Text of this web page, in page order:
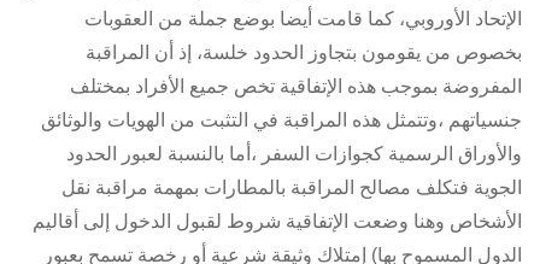
الإتحاد الأوروبي، كما قامت أيضا بوضع جملة من العقوبات
بخصوص من يقومون بتجاوز الحدود خلسة، إذ أن المراقبة
المفروضة بموجب هذه الإتفاقية تخص جميع الأفراد بمختلف
جنسياتهم ،وتتمثل هذه المراقبة في التثبت من الهويات والوثائق
والأوراق الرسمية كجوازات السفر ،أما بالنسبة لعبور الحدود
الجوية فتكلف مصالح المراقبة بالمطارات بمهمة مراقبة نقل
الأشخاص وهنا وضعت الإتفاقية شروط لقبول الدخول إلى أقاليم
الدول المسموح بها) إمتلاك وثيقة شرعية أو رخصة تسمح بعبور